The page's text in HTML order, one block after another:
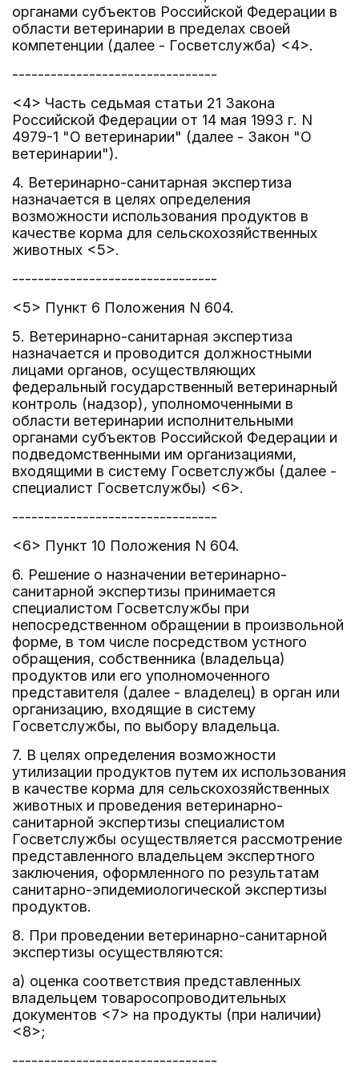
органами субъектов Российской Федерации в
области ветеринарии в пределах своей
компетенции (далее - Госветслужба) <4>.
--------------------------------
<4> Часть седьмая статьи 21 Закона
Российской Федерации от 14 мая 1993 г. N
4979-1 "О ветеринарии" (далее - Закон "О
ветеринарии").
4. Ветеринарно-санитарная экспертиза
назначается в целях определения
возможности использования продуктов в
качестве корма для сельскохозяйственных
животных <5>.
--------------------------------
<5> Пункт 6 Положения N 604.
5. Ветеринарно-санитарная экспертиза
назначается и проводится должностными
лицами органов, осуществляющих
федеральный государственный ветеринарный
контроль (надзор), уполномоченными в
области ветеринарии исполнительными
органами субъектов Российской Федерации и
подведомственными им организациями,
входящими в систему Госветслужбы (далее -
специалист Госветслужбы) <6>.
--------------------------------
<6> Пункт 10 Положения N 604.
6. Решение о назначении ветеринарно-
санитарной экспертизы принимается
специалистом Госветслужбы при
непосредственном обращении в произвольной
форме, в том числе посредством устного
обращения, собственника (владельца)
продуктов или его уполномоченного
представителя (далее - владелец) в орган или
организацию, входящие в систему
Госветслужбы, по выбору владельца.
7. В целях определения возможности
утилизации продуктов путем их использования
в качестве корма для сельскохозяйственных
животных и проведения ветеринарно-
санитарной экспертизы специалистом
Госветслужбы осуществляется рассмотрение
представленного владельцем экспертного
заключения, оформленного по результатам
санитарно-эпидемиологической экспертизы
продуктов.
8. При проведении ветеринарно-санитарной
экспертизы осуществляются:
а) оценка соответствия представленных
владельцем товаросопроводительных
документов <7> на продукты (при наличии)
<8>;
--------------------------------